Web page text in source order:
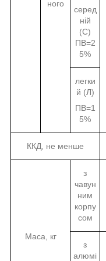
ного
серед
ній
(С)
ПВ=2
5%
легки
й (Л)
ПВ=1
5%
ККД, не менше
Маса, кг
з
чавун
ним
корпу
сом
з
алюмі